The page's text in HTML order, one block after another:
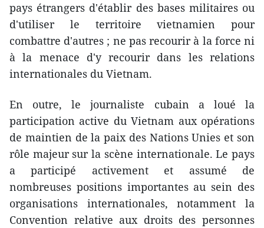
pays étrangers d'établir des bases militaires ou
d'utiliser le territoire vietnamien pour
combattre d'autres ; ne pas recourir à la force ni
à la menace d'y recourir dans les relations
internationales du Vietnam.
En outre, le journaliste cubain a loué la
participation active du Vietnam aux opérations
de maintien de la paix des Nations Unies et son
rôle majeur sur la scène internationale. Le pays
a participé activement et assumé de
nombreuses positions importantes au sein des
organisations internationales, notamment la
Convention relative aux droits des personnes